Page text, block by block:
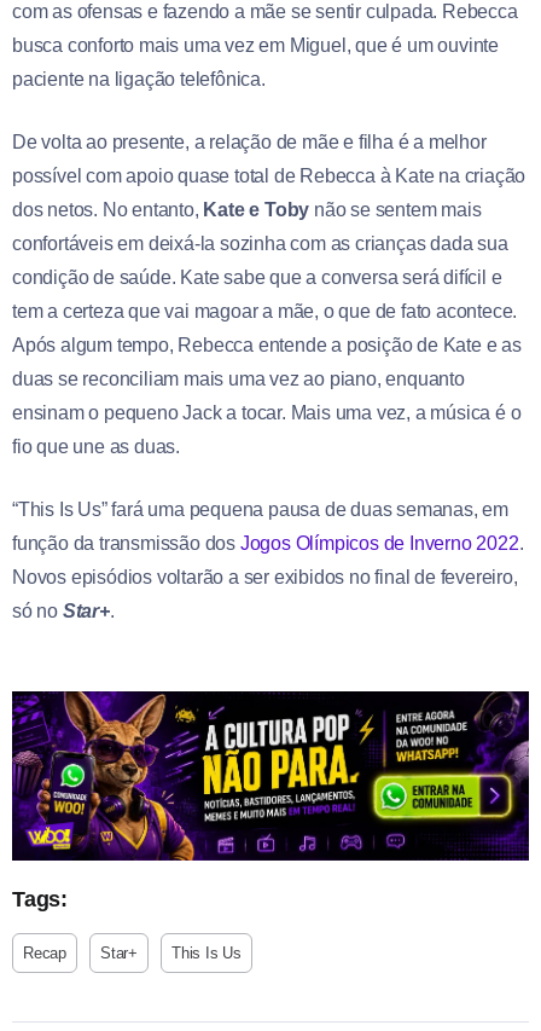
com as ofensas e fazendo a mãe se sentir culpada. Rebecca
busca conforto mais uma vez em Miguel, que é um ouvinte
paciente na ligação telefônica.
De volta ao presente, a relação de mãe e filha é a melhor
possível com apoio quase total de Rebecca à Kate na criação
dos netos. No entanto, Kate e Toby não se sentem mais
confortáveis em deixá-la sozinha com as crianças dada sua
condição de saúde. Kate sabe que a conversa será difícil e
tem a certeza que vai magoar a mãe, o que de fato acontece.
Após algum tempo, Rebecca entende a posição de Kate e as
duas se reconciliam mais uma vez ao piano, enquanto
ensinam o pequeno Jack a tocar. Mais uma vez, a música é o
fio que une as duas.
“This Is Us” fará uma pequena pausa de duas semanas, em
função da transmissão dos Jogos Olímpicos de Inverno 2022.
Novos episódios voltarão a ser exibidos no final de fevereiro,
só no Star+.
Tags:
Recap Star+ This Is Us